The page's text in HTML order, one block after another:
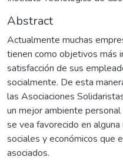
Abstract
Actualmente muchas
tienen como objetivos más
satisfacción de sus
socialmente. De esta
las Asociaciones
un mejor ambiente
se vea favorecido en
sociales y económicos que
asociados.